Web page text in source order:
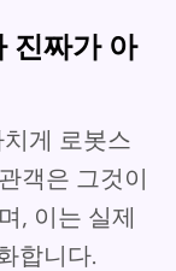
진짜가 아
게 로봇스
객은 그것이
, 이는 실제
합니다.